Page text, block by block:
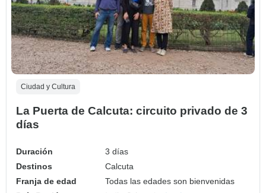
Ciudad y Cultura
La Puerta de Calcuta: circuito privado de 3
días
Duración
3 días
Destinos
Calcuta
Franja de edad
Todas las edades son bienvenidas